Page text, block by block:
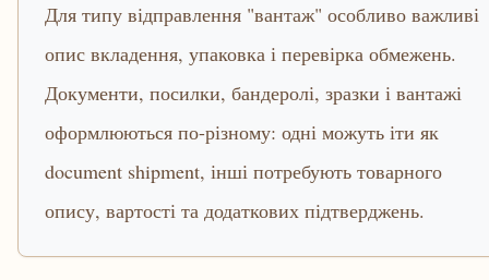
Для типу відправлення "вантаж" особливо важливі
опис вкладення, упаковка і перевірка обмежень.
Документи, посилки, бандеролі, зразки і вантажі
оформлюються по-різному: одні можуть іти як
document shipment, інші потребують товарного
опису, вартості та додаткових підтверджень.